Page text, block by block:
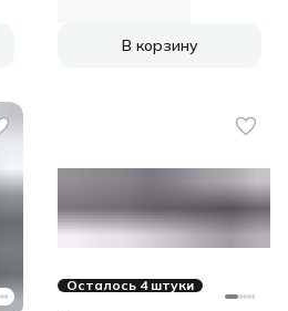
В корзину
Осталось 4 штуки